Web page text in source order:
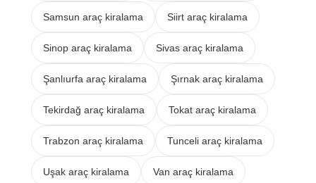
Samsun araç kiralama Siirt araç kiralama
Sinop araç kiralama Sivas araç kiralama
Şanlıurfa araç kiralama Şırnak araç kiralama
Tekirdağ araç kiralama Tokat araç kiralama
Trabzon araç kiralama Tunceli araç kiralama
Uşak araç kiralama Van araç kiralama